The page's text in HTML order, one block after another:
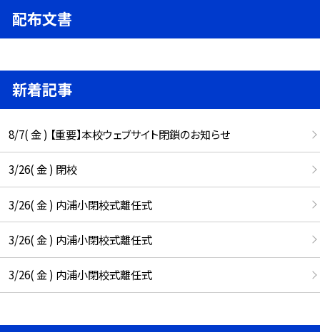
配布文書
新着記事
8/7( 金 ) 【重要】本校ウェブサイト閉鎖のお知らせ
3/26( 金 ) 閉校
3/26( 金 ) 内浦小閉校式離任式
3/26( 金 ) 内浦小閉校式離任式
3/26( 金 ) 内浦小閉校式離任式